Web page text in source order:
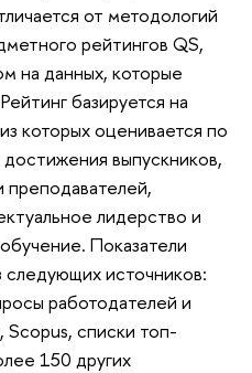
от методологий
рейтингов QS,
на данных, которые
базируется на
которых оценивается по
выпускников,
преподавателей,
лидерство и
Показатели
следующих источников:
работодателей и
Scopus, списки топ-
150 других